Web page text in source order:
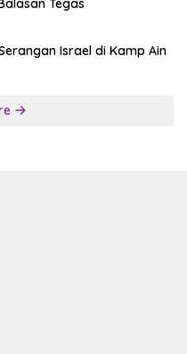
Tegas
Israel di Kamp Ain